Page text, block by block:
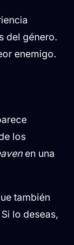
del género.
enemigo.
los
en una
también
lo deseas,